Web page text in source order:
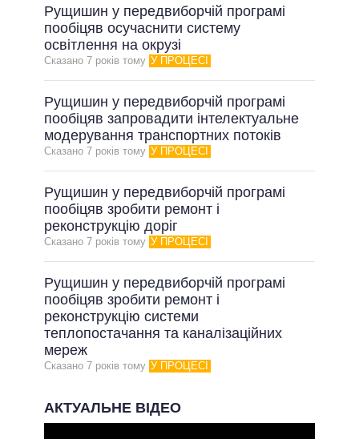
Рущишин у передвиборчій програмі
пообіцяв осучаснити систему
освітлення на окрузі
Сказано 7 рокiв тому У ПРОЦЕСІ
Рущишин у передвиборчій програмі
пообіцяв запровадити інтелектуальне
модерування транспортних потоків
Сказано 7 рокiв тому У ПРОЦЕСІ
Рущишин у передвиборчій програмі
пообіцяв зробити ремонт і
реконструкцію доріг
Сказано 7 рокiв тому У ПРОЦЕСІ
Рущишин у передвиборчій програмі
пообіцяв зробити ремонт і
реконструкцію системи
теплопостачання та каналізаційних
мереж
Сказано 7 рокiв тому У ПРОЦЕСІ
АКТУАЛЬНЕ ВІДЕО